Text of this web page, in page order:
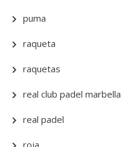
puma
raqueta
raquetas
real club padel marbella
real padel